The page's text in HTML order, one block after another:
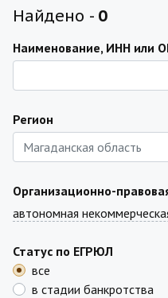
Найдено - 0
Наименование, ИНН или
Регион
Организационно-
автономная
Статус по ЕГРЮЛ
все
в стадии банкротства